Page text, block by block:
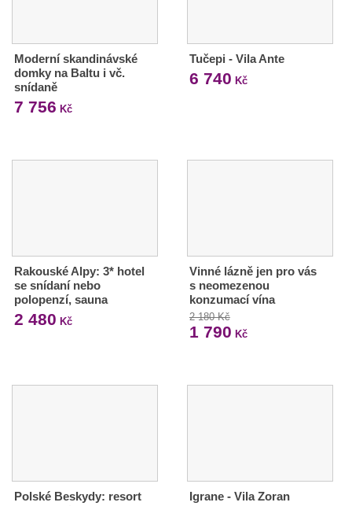
Moderní skandinávské
domky na Baltu i vč.
snídaně
7 756 Kč
Tučepi - Vila Ante
6 740 Kč
Rakouské Alpy: 3* hotel
se snídaní nebo
polopenzí, sauna
2 480 Kč
Vinné lázně jen pro vás
s neomezenou
konzumací vína
2 180 Kč
1 790 Kč
Polské Beskydy: resort
Igrane - Vila Zoran